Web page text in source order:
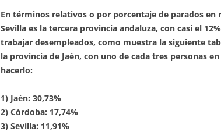
En términos relativos o por porcentaje de parados en
Sevilla es la tercera provincia andaluza, con casi el
trabajar desempleados, como muestra la siguiente
la provincia de Jaén, con uno de cada tres personas
hacerlo:
1) Jaén: 30,73%
2) Córdoba: 17,74%
3) Sevilla: 11,91%